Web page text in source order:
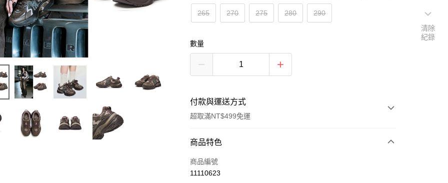
265 270 275 280 290
數量
付款與運送方式
超取滿NT$499免運
付款方式
信用卡一次付款
商品特色
商品編號
11110623
清除
紀錄